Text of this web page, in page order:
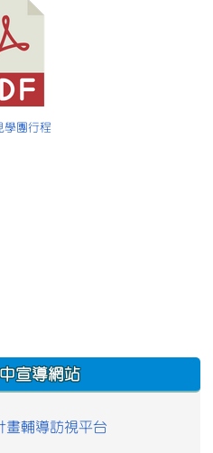
學團行程
宣導網站
畫輔導訪視平台